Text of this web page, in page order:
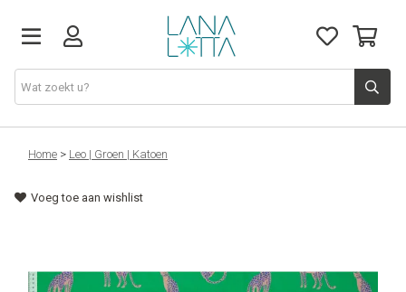
Stoffen
Fournituren
Home > Leo | Groen | Katoen
Voeg toe aan wishlist